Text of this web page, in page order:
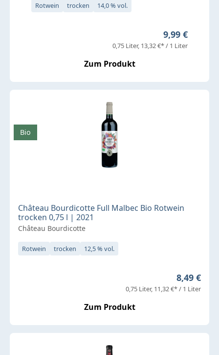
Rotwein trocken 14,0 % vol.
Regulärer
9,99 €
0,75 Liter 13,32 €* / 1 Liter
Zum Produkt
Château Bourdicotte Full Malbec Bio Rotwein
trocken 0,75 l | 2021
Château Bourdicotte
Rotwein trocken 12,5 % vol.
Regulärer
8,49 €
0,75 Liter 11,32 €* / 1 Liter
Zum Produkt
Bio